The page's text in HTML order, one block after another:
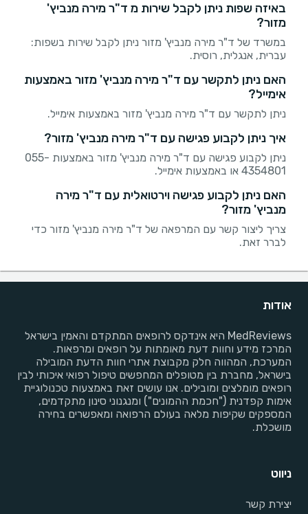
באיזה שפות ניתן לקבל שירות מ ד"ר מירה מנביץ'
מזור?
במשרד של ד"ר מירה מנביץ' מזור ניתן לקבל שירות בשפות:
עברית, אנגלית, רוסית.
האם ניתן לתקשר עם ד"ר מירה מנביץ' מזור באמצעות
אימייל?
ניתן לתקשר עם ד"ר מירה מנביץ' מזור באמצעות אימייל.
איך ניתן לקבוע פגישה עם ד"ר מירה מנביץ' מזור?
ניתן לקבוע פגישה עם ד"ר מירה מנביץ' מזור באמצעות 055-
4354801 או באמצעות אימייל.
האם ניתן לקבוע פגישה וירטואלית עם ד"ר מירה
מנביץ' מזור?
צריך ליצור קשר עם המרפאה של ד"ר מירה מנביץ' מזור כדי
לברר זאת.
אודות
MedReviews היא אינדקס לרופאים המתקדם והאמין בישראל
המרכז מידע וחוות דעת מאומתות על רופאים ומרפאות.
המערכת, המהווה חלק מקבוצת אתרי חוות הדעת המובילה
בישראל, מחברת בין מטופלים המחפשים טיפול רפואי איכותי לבין
רופאים מומלצים ומובילים. אנו עושים זאת באמצעות טכנולוגיית
אימות קפדנית ("חכמת ההמונים") ומנגנוני סינון מתקדמים,
המספקים שקיפות מלאה בעולם הרפואה ומאפשרים בחירה
מושכלת.
ניווט
יצירת קשר